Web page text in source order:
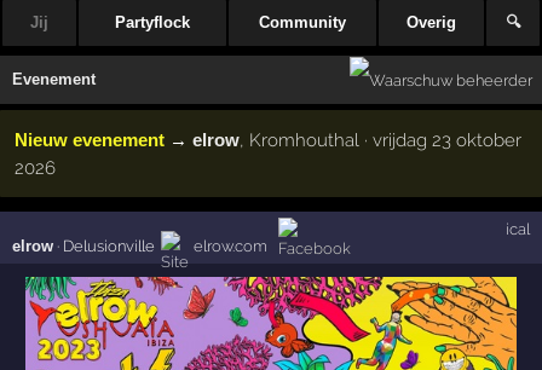
Jij Partyflock Community Overig 🔍
Evenement
Nieuw evenement →elrow, Kromhouthal · vrijdag 23 oktober
2026
elrow · Delusionville elrow.com
ical